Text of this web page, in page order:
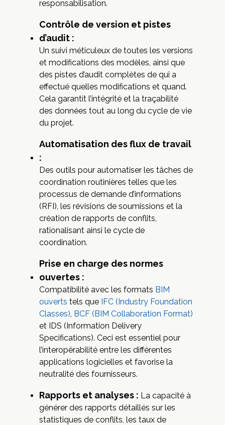
responsabilisation.
Contrôle de version et pistes
d’audit :
Un suivi méticuleux de toutes les versions
et modifications des modèles, ainsi que
des pistes d’audit complètes de qui a
effectué quelles modifications et quand.
Cela garantit l’intégrité et la traçabilité
des données tout au long du cycle de vie
du projet.
Automatisation des flux de travail
:
Des outils pour automatiser les tâches de
coordination routinières telles que les
processus de demande d’informations
(RFI), les révisions de soumissions et la
création de rapports de conflits,
rationalisant ainsi le cycle de
coordination.
Prise en charge des normes
ouvertes :
Compatibilité avec les formats BIM
ouverts tels que IFC (Industry Foundation
Classes), BCF (BIM Collaboration Format)
et IDS (Information Delivery
Specifications). Ceci est essentiel pour
l’interopérabilité entre les différentes
applications logicielles et favorise la
neutralité des fournisseurs.
Rapports et analyses : La capacité à
générer des rapports détaillés sur les
statistiques de conflits, les taux de